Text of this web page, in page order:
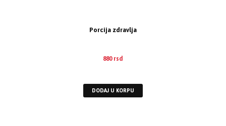
Porcija zdravlja
880 rsd
DODAJ U KORPU